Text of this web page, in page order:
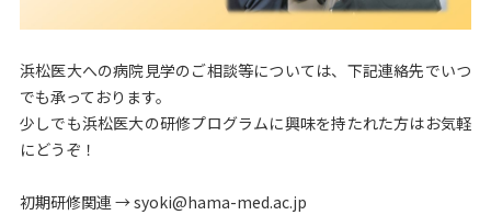
浜松医大への病院見学のご相談等については、下記連絡先でいつ
でも承っております。
少しでも浜松医大の研修プログラムに興味を持たれた方はお気軽
にどうぞ！
初期研修関連 → syoki@hama-med.ac.jp